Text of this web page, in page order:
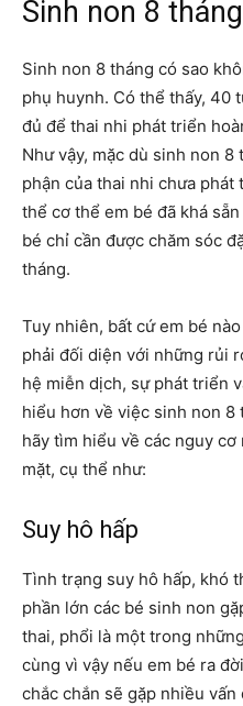
Sinh non 8
Sinh non 8 tháng có sao
phụ huynh. Có thể thấy, 40
đủ để thai nhi phát triển
Như vậy, mặc dù sinh non
phận của thai nhi chưa
thể cơ thể em bé đã khá
bé chỉ cần được chăm sóc
tháng.
Tuy nhiên, bất cứ em bé
phải đối diện với những rủi
hệ miễn dịch, sự phát triển
hiểu hơn về việc sinh non 8
hãy tìm hiểu về các nguy
mặt, cụ thể như:
Suy hô hấp
Tình trạng suy hô hấp, khó
phần lớn các bé sinh non
thai, phổi là một trong
cùng vì vậy nếu em bé ra
chắc chắn sẽ gặp nhiều